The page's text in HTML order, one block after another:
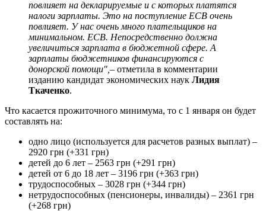
повлияет на декларируемые и с которых платятся
налоги зарплаты. Это на поступление ЕСВ очень
повлияет. У нас очень много плательщиков на
минимальном. ЕСВ. Непосредственно должна
увеличиться зарплата в бюджетной сфере. А
зарплаты бюджетников финансируются с
донорской помощи", – отметила в комментарии
изданию кандидат экономических наук Лидия
Ткаченко.
Что касается прожиточного минимума, то с 1 января он будет
составлять на:
одно лицо (используется для расчетов разных выплат) –
2920 грн (+331 грн)
детей до 6 лет – 2563 грн (+291 грн)
детей от 6 до 18 лет – 3196 грн (+363 грн)
трудоспособных – 3028 грн (+344 грн)
нетрудоспособных (пенсионеры, инвалиды) – 2361 грн
(+268 грн)